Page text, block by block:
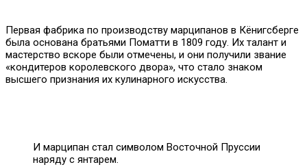
Первая фабрика по производству марципанов в Кёнигсберге
была основана братьями Поматти в 1809 году. Их талант и
мастерство вскоре были отмечены, и они получили звание
«кондитеров королевского двора», что стало знаком
высшего признания их кулинарного искусства.
И марципан стал символом Восточной Пруссии
наряду с янтарем.